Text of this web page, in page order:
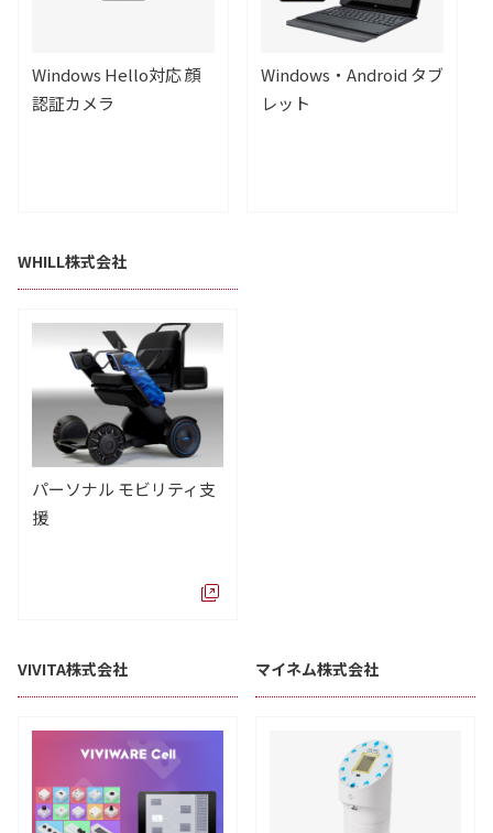
Windows Hello対応 顔
認証カメラ
Windows・Android タブ
レット
WHILL株式会社
パーソナル モビリティ支
援
VIVITA株式会社 マイネム株式会社